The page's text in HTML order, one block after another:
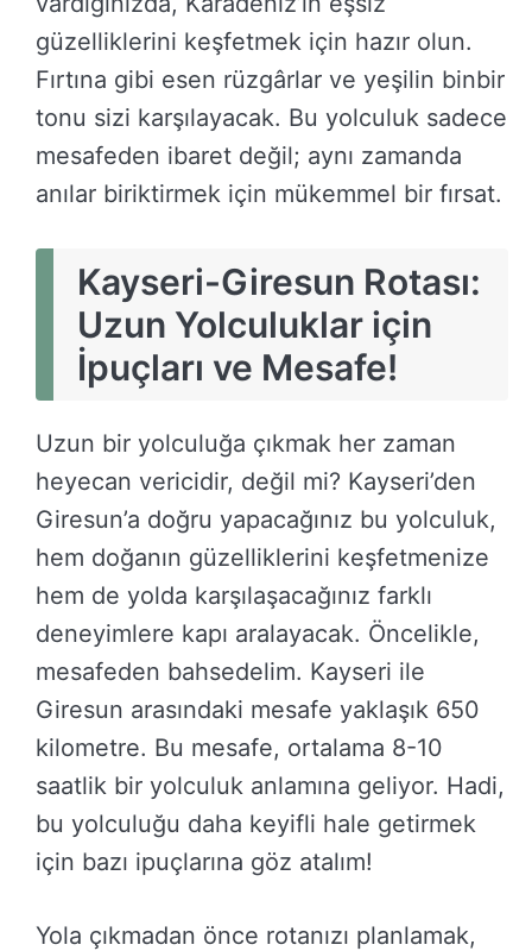
güzelliklerini keşfetmek için hazır olun.
Fırtına gibi esen rüzgârlar ve yeşilin binbir
tonu sizi karşılayacak. Bu yolculuk sadece
mesafeden ibaret değil; aynı zamanda
anılar biriktirmek için mükemmel bir fırsat.
Kayseri-Giresun Rotası:
Uzun Yolculuklar için
İpuçları ve Mesafe!
Uzun bir yolculuğa çıkmak her zaman
heyecan vericidir, değil mi? Kayseri’den
Giresun’a doğru yapacağınız bu yolculuk,
hem doğanın güzelliklerini keşfetmenize
hem de yolda karşılaşacağınız farklı
deneyimlere kapı aralayacak. Öncelikle,
mesafeden bahsedelim. Kayseri ile
Giresun arasındaki mesafe yaklaşık 650
kilometre. Bu mesafe, ortalama 8-10
saatlik bir yolculuk anlamına geliyor. Hadi,
bu yolculuğu daha keyifli hale getirmek
için bazı ipuçlarına göz atalım!
Yola çıkmadan önce rotanızı planlamak,